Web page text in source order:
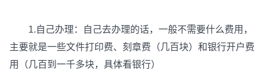
1.自己办理：自己去办理的话，一般不需要什么费用，
主要就是一些文件打印费、刻章费（几百块）和银行开户费
用（几百到一千多块，具体看银行）